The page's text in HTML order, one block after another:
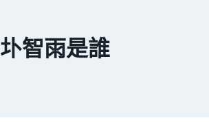
圤智雨是誰